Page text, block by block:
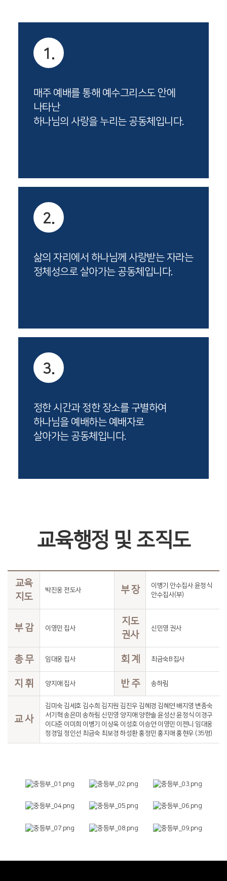
1.
매주 예배를 통해 예수그리스도 안에
나타난
하나님의 사랑을 누리는 공동체입니다.
2.
삶의 자리에서 하나님께 사랑받는 자라는
정체성으로 살아가는 공동체입니다.
3.
정한 시간과 정한 장소를 구별하여
하나님을 예배하는 예배자로
살아가는 공동체입니다.
교육행정 및 조직도
교육
지도
박진웅 전도사 부 장
이병기 안수집사 윤정식
안수집사(부)
부 감 이영민 집사
지도
권사
신민영 권사
총 무 임대웅 집사 회 계 최금숙B 집사
지 휘 양지애 집사 반 주 송하림
교 사
김미숙 김세호 김수희 김지원 김진우 김혜경 김혜연 배지영 변종숙
서기혁 송은미 송하림 신민영 양지애 양한솔 윤성산 윤정식 이경구
이다준 이미희 이병기 이상욱 이성호 이승연 이영민 이젠니 임대웅
정경일 정인선 최금숙 최보경 하성환 홍정민 홍지애 홍현우 (35명)